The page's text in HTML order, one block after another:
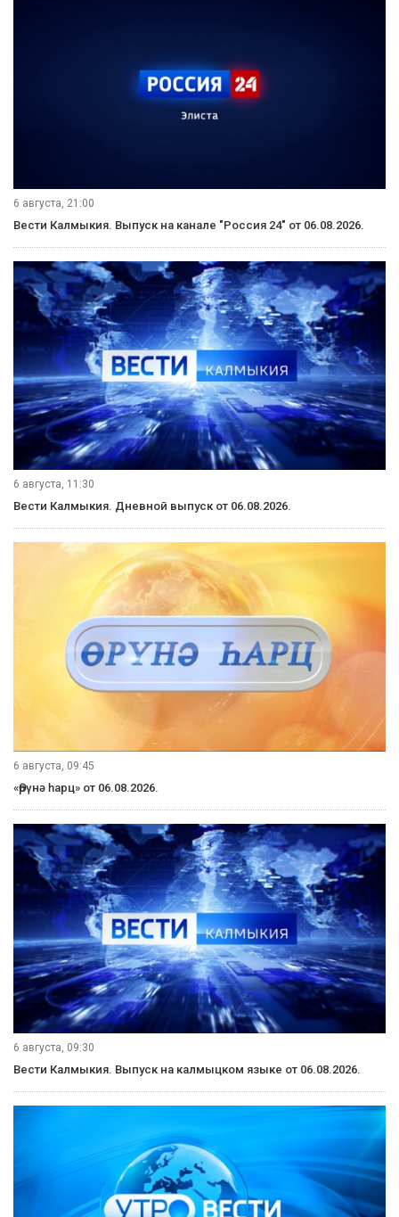
Глава государства заверил, что работа по поддержке
ветеранов и решению социальных задач государством
ремонте, бытовой технике и так далее. "Это не требует
больших средств, но требует кропотливой работы, к 7
ноября мы практически все просьбы ветеранов
что существенно возросшую разовую выплату к празднику
в этом году получили ветераны войны и труженики тыла
— 202 тысячи человек.
Вступайте в нашу группу Вконтакте!
Видеосюжеты
6 августа, 21:10
Вести Калмыкия. Вечерний выпуск от 06.08.2026.
Вести Калмыкия. Выпуск на канале "Россия 24" от 06.08.2026.